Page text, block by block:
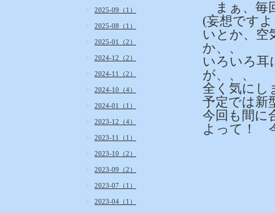
まぁ、毎
(妄想です
いとか、空
か、、
いろいろ耳
が、、、
全く気にし
予定では新
今回も間に
よって！
2025-09（1）
2025-08（1）
2025-01（2）
2024-12（2）
2024-11（2）
2024-10（4）
2024-01（1）
2023-12（4）
2023-11（1）
2023-10（2）
2023-09（2）
2023-07（1）
2023-04（1）